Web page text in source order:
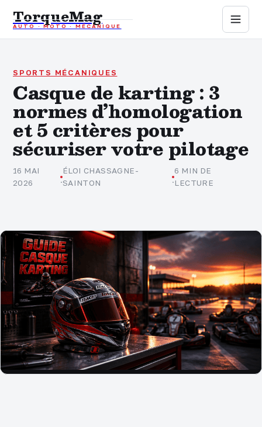
TorqueMag
AUTO · MOTO · MÉCANIQUE
Auto
Moto
Mécanique
Sports mécaniques
Assurance
SPORTS MÉCANIQUES
Casque de karting : 3
normes d’homologation
et 5 critères pour
sécuriser votre pilotage
16 MAI
2026
·
ÉLOI CHASSAGNE-
SAINTON
·
6 MIN DE
LECTURE